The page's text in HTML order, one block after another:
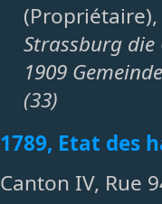
Strassburg die
1909
(33)
1789, Etat des
Canton IV, Rue